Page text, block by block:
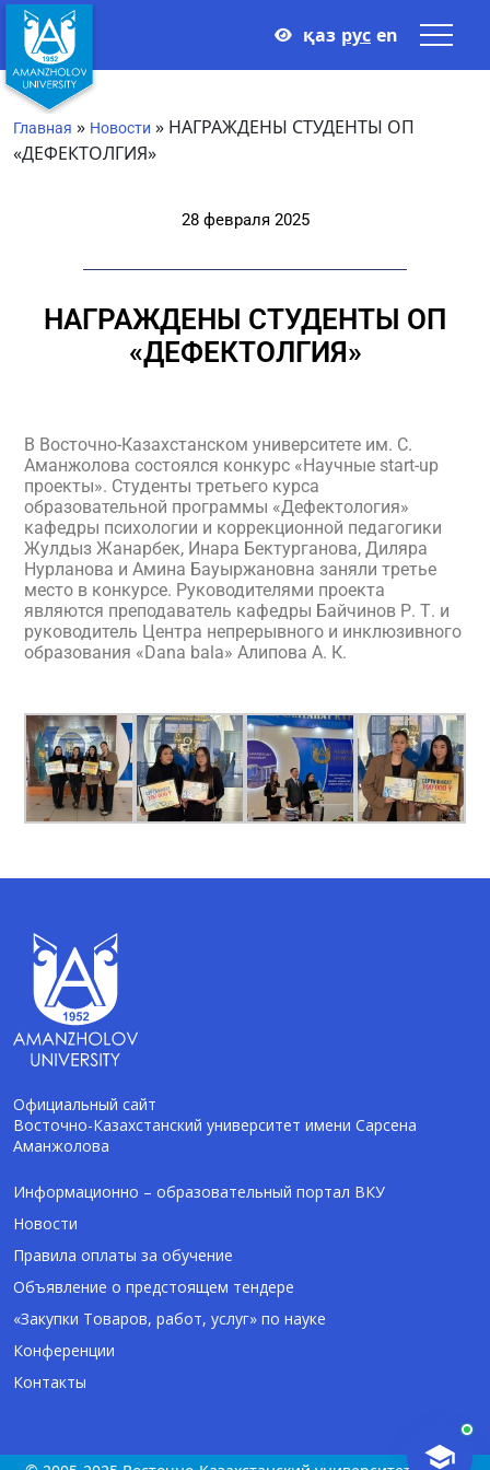
қаз рус en
Главная » Новости » НАГРАЖДЕНЫ СТУДЕНТЫ ОП
«ДЕФЕКТОЛГИЯ»
28 февраля 2025
НАГРАЖДЕНЫ СТУДЕНТЫ ОП
«ДЕФЕКТОЛГИЯ»
В Восточно-Казахстанском университете им. С.
Аманжолова состоялся конкурс «Научные start-up
проекты». Студенты третьего курса
образовательной программы «Дефектология»
кафедры психологии и коррекционной педагогики
Жулдыз Жанарбек, Инара Бектурганова, Диляра
Нурланова и Амина Бауыржановна заняли третье
место в конкурсе. Руководителями проекта
являются преподаватель кафедры Байчинов Р. Т. и
руководитель Центра непрерывного и инклюзивного
образования «Dana bala» Алипова А. К.
Официальный сайт
Восточно-Казахстанский университет имени Сарсена
Аманжолова
Информационно – образовательный портал ВКУ
Новости
Правила оплаты за обучение
Объявление о предстоящем тендере
«Закупки Товаров, работ, услуг» по науке
Конференции
Контакты
Помощник Amanzholov University
Здравствуйте! Я AI-Talapker — помощник
ВКУ им. Сарсена Аманжолова (ВКУ). Отвечу
на вопросы о поступлении в бакалавриат,